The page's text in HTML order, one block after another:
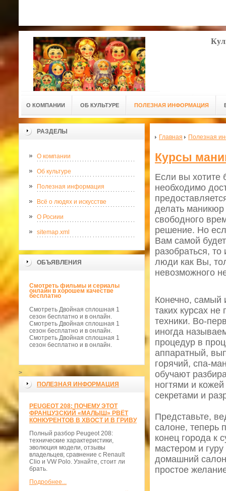
О КОМПАНИИ ОБ КУЛЬТУРЕ ПОЛЕЗНАЯ ИНФОРМАЦИЯ
РАЗДЕЛЫ
О компании
Об культуре
Полезная информация
Всё о людях и искусстве
О Росиии
sitemap.xml
ОБЪЯВЛЕНИЯ
Смотреть фильмы и сериалы
онлайн в хорошем качестве
бесплатно
Смотреть Двойная сплошная 1
сезон бесплатно и в онлайн.
Смотреть Двойная сплошная 1
сезон бесплатно и в онлайн.
Смотреть Двойная сплошная 1
сезон бесплатно и в онлайн.
>
ПОЛЕЗНАЯ ИНФОРМАЦИЯ
PEUGEOT 208: ПОЧЕМУ ЭТОТ
ФРАНЦУЗСКИЙ «МАЛЫШ» РВЁТ
КОНКУРЕНТОВ В ХВОСТ И В ГРИВУ
Полный разбор Peugeot 208:
технические характеристики,
эволюция модели, отзывы
владельцев, сравнение с Renault
Clio и VW Polo. Узнайте, стоит ли
брать.
Подробнее...
Главная Полезная
Курсы
Если вы хотите
необходимо
делать
свободного
решение. Но
Вам самой
разобраться,
люди как Вы,
невозможного
Конечно, самый
таких курсах не
техники. Во-
иногда
процедур в
аппаратный,
горячий, спа-
обучают
ногтями и
секретами и
Представьте,
салоне, теперь
конец города к
мастером и
домашний
простое